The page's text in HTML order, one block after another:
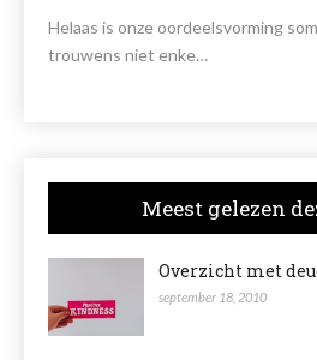
Helaas is onze oordeelsvorming
trouwens niet enke…
Meest gelezen
Overzicht met
september 18, 2010